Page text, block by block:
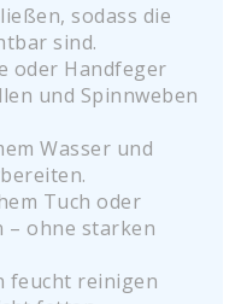
sodass die
sind.
oder Handfeger
und Spinnweben
Wasser und
Tuch oder
– ohne starken
feucht reinigen